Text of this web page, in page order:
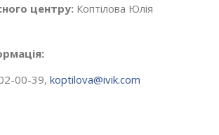
центру: Коптілова Юлія
00-39, koptilova@ivik.com